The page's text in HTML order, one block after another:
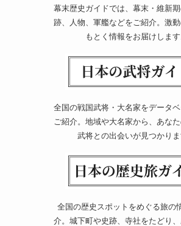
幕末歴史ガイドでは、幕末・維新
跡、人物、軍艦などをご紹介。激
もとく情報をお届けします
全国の戦国武将・大名家をデータ
ご紹介。地域や大名家から、あな
武将との出会いが見つかりま
全国の歴史スポットをめぐる旅の
介。城下町や史跡、寺社をたどり